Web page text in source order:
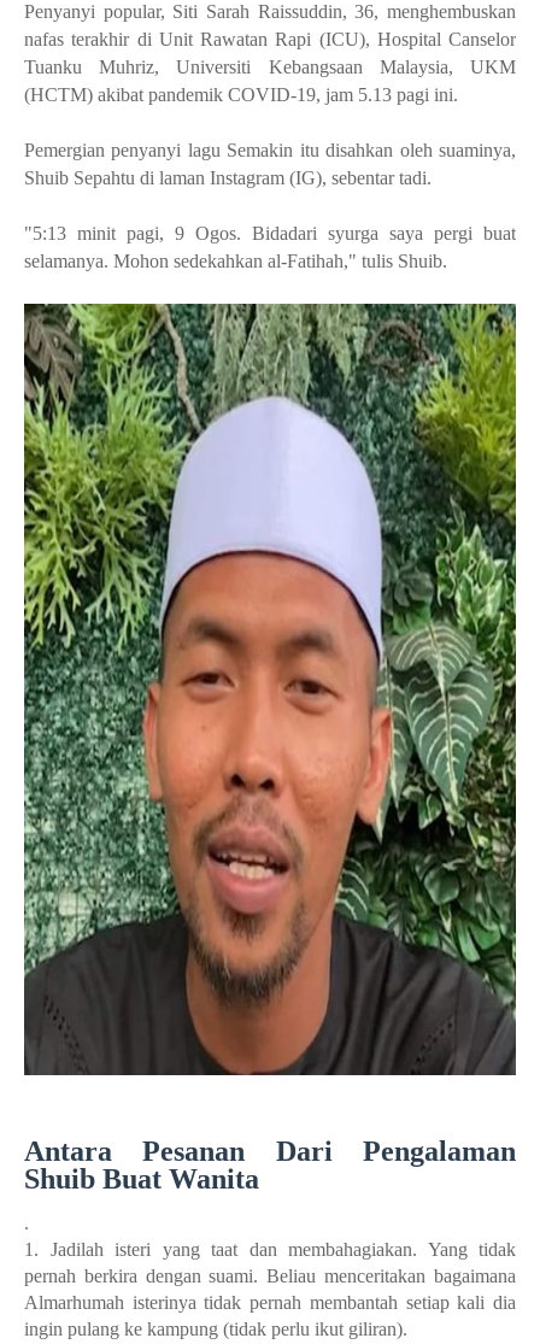
Penyanyi popular, Siti Sarah Raissuddin, 36, menghembuskan
nafas terakhir di Unit Rawatan Rapi (ICU), Hospital Canselor
Tuanku Muhriz, Universiti Kebangsaan Malaysia, UKM
(HCTM) akibat pandemik COVID-19, jam 5.13 pagi ini.
Pemergian penyanyi lagu Semakin itu disahkan oleh suaminya,
Shuib Sepahtu di laman Instagram (IG), sebentar tadi.
"5:13 minit pagi, 9 Ogos. Bidadari syurga saya pergi buat
selamanya. Mohon sedekahkan al-Fatihah," tulis Shuib.
Antara Pesanan Dari Pengalaman
Shuib Buat Wanita
.
1. Jadilah isteri yang taat dan membahagiakan. Yang tidak
pernah berkira dengan suami. Beliau menceritakan bagaimana
Almarhumah isterinya tidak pernah membantah setiap kali dia
ingin pulang ke kampung (tidak perlu ikut giliran).